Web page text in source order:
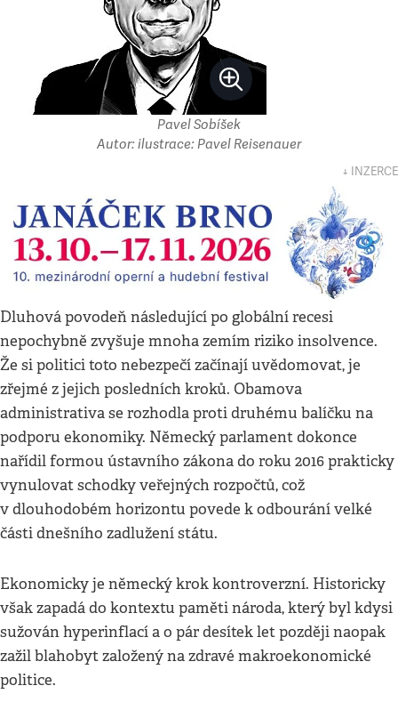
Pavel Sobíšek
Autor: ilustrace: Pavel Reisenauer
↓ INZERCE
Dluhová povodeň následující po globální recesi
nepochybně zvyšuje mnoha zemím riziko insolvence.
Že si politici toto nebezpečí začínají uvědomovat, je
zřejmé z jejich posledních kroků. Obamova
administrativa se rozhodla proti druhému balíčku na
podporu ekonomiky. Německý parlament dokonce
nařídil formou ústavního zákona do roku 2016 prakticky
vynulovat schodky veřejných rozpočtů, což
v dlouhodobém horizontu povede k odbourání velké
části dnešního zadlužení státu.
Ekonomicky je německý krok kontroverzní. Historicky
však zapadá do kontextu paměti národa, který byl kdysi
sužován hyperinflací a o pár desítek let později naopak
zažil blahobyt založený na zdravé makroekonomické
politice.